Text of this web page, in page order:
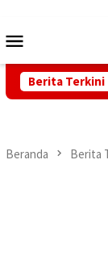
konten
Mobile
Berita Terkini
Wali
Beranda Berita